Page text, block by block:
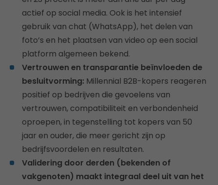
actief op social media. Ook is het intensief
gebruik van chat (WhatsApp), het delen van
foto’s en het plaatsen van video op een social
platform algemeen bekend.
Vertrouwen en transparantie beïnvloeden de
besluitvorming: Millennial B2B-kopers reageren
positief op bedrijven die gevoelens van
vertrouwen, compatibiliteit en verbondenheid
oproepen, in tegenstelling tot kopers van 50
jaar en ouder, die meer gericht zijn op
bedrijfsvoordelen en resultaten.
Validering door derden (bekenden of
vakgenoten) maakt integraal deel uit van het